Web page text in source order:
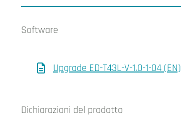
Software
Upgrade ED-T43L-V-1.0-1-04 (EN)
Dichiarazioni del prodotto